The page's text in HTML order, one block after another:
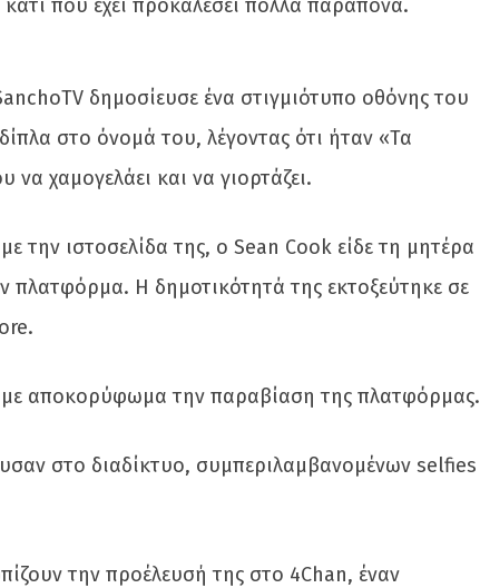
που έχει προκαλέσει πολλά παράπονα.
δημοσίευσε ένα στιγμιότυπο οθόνης του
στο όνομά του, λέγοντας ότι ήταν «Τα
χαμογελάει και να γιορτάζει.
ιστοσελίδα της, ο Sean Cook είδε τη μητέρα
πλατφόρμα. Η δημοτικότητά της εκτοξεύτηκε σε
με αποκορύφωμα την παραβίαση της πλατφόρμας.
στο διαδίκτυο, συμπεριλαμβανομένων selfies
την προέλευσή της στο 4Chan, έναν